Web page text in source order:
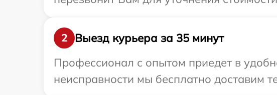
2
Выезд курьера за 35 минут
Профессионал с опытом приедет в
неисправности мы бесплатно доставим